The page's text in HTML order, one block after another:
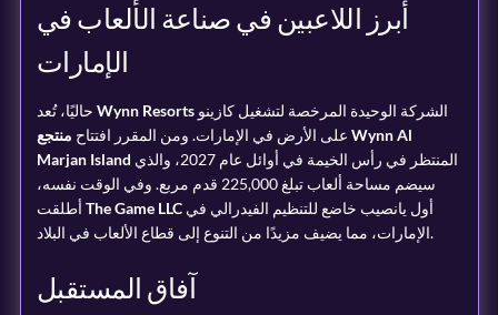
أبرز اللاعبين في صناعة الألعاب في
الإمارات
Wynn Resortsالشركة الوحيدة المرخصة لتشغيل كازينو
على الأرض في الإمارات. ومن المقرر افتتاح منتجع Wynn Al
Marjan Island
سيضم مساحة ألعاب تبلغ 225,000 قدم مربع. وفي الوقت نفسه،
The Game LLCأول يانصيب خاضع للتنظيم الفيدرالي في
الإمارات، مما يضيف مزيدًا من التنوع إلى قطاع الألعاب في البلاد.
آفاق المستقبل